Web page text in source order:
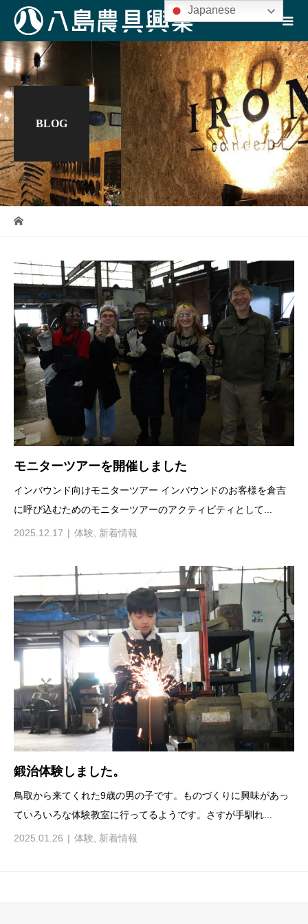
BLOG
モニターツアーを開催しました
インバウンド向けモニターツアー インバウンドのお客様を倉吉
に呼び込むためのモニターツアーのアクティビティとして...
2025.12.17 体験 新着情報
鍛治体験しました。
鳥取から来てくれた9歳の男の子です。ものづくりに興味があっ
ていろいろな体験教室に行ってるようです。さすが手馴れ...
2025.01.26 体験, 新着情報
Japanese